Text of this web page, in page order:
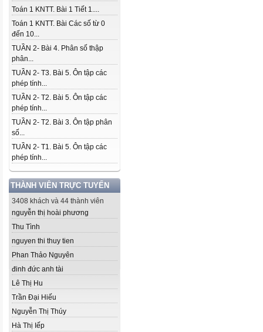
Toán 1 KNTT. Bài 1 Tiết 1....
Toán 1 KNTT. Bài Các số từ 0
đến 10...
TUẦN 2- Bài 4. Phân số thập
phân...
TUẦN 2- T3. Bài 5. Ôn tập các
phép tính...
TUẦN 2- T2. Bài 5. Ôn tập các
phép tính...
TUẦN 2- T2. Bài 3. Ôn tập phân
số...
TUẦN 2- T1. Bài 5. Ôn tập các
phép tính...
THÀNH VIÊN TRỰC TUYẾN
3408 khách và 44 thành viên
nguyễn thị hoài phương
Thu Tình
nguyen thi thuy tien
Phan Thảo Nguyên
đinh đức anh tài
Lê Thị Hu
Trần Đại Hiếu
Nguyễn Thị Thúy
Hà Thị Iếp